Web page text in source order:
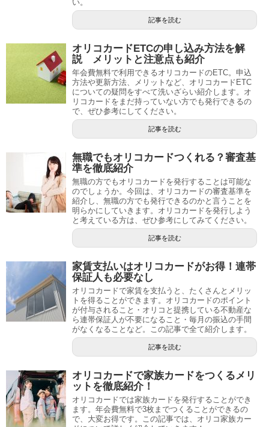
い。
記事を読む
オリコカードETCの申し込み方法を解
説 メリットと注意点も紹介
年会費無料で利用できるオリコカードのETC。申込
方法や更新方法、メリットなど、オリコカードETC
についての疑問をすべて洗いざらい紹介します。オ
リコカードをまだ持っていない方でも発行できるの
で、ぜひ参考にしてください。
記事を読む
無職でもオリコカードつくれる？審査基
準を徹底紹介
無職の方でもオリコカードを発行することは可能な
のでしょうか。今回は、オリコカードの審査基準を
紹介し、無職の方でも発行できるのかと言うことを
明らかにしていきます。オリコカードを発行しよう
と考えている方は、ぜひ参考にしてみてください。
記事を読む
家賃支払いはオリコカードがお得！連帯
保証人も必要なし
オリコカードで家賃を支払うと、たくさんとメリッ
トを得ることができます。オリコカードのポイント
が付与されること・オリコと提携している不動産な
ら連帯保証人が不要になること・毎月の振込の手間
がなくなることなど。この記事で全て紹介します。
記事を読む
オリコカードで家族カードをつくるメリ
ットを徹底紹介！
オリコカードでは家族カードを発行することができ
ます。年会費無料で3枚までつくることができるの
で、大変お得です。この記事では、オリコ家族カー